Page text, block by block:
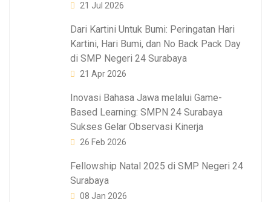
21 Jul 2026
Dari Kartini Untuk Bumi: Peringatan Hari
Kartini, Hari Bumi, dan No Back Pack Day
di SMP Negeri 24 Surabaya
21 Apr 2026
Inovasi Bahasa Jawa melalui Game-
Based Learning: SMPN 24 Surabaya
Sukses Gelar Observasi Kinerja
26 Feb 2026
Fellowship Natal 2025 di SMP Negeri 24
Surabaya
08 Jan 2026